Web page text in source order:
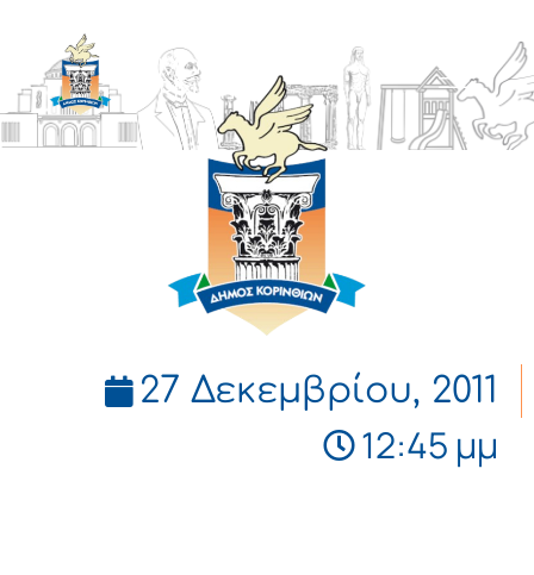
ΔΗΜΟΣ
ΚΟΡΙΝΘΙΩΝ
27 Δεκεμβρίου, 2011
12:45 μμ